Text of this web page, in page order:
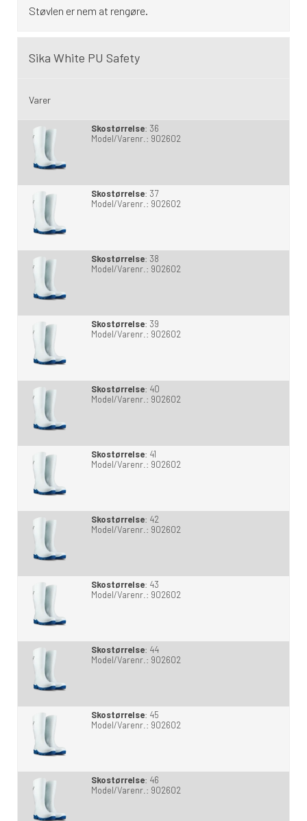
Støvlen er nem at rengøre.
Sika White PU Safety
Varer
Skostørrelse: 36
Model/Varenr.: 902602
Skostørrelse: 37
Model/Varenr.: 902602
Skostørrelse: 38
Model/Varenr.: 902602
Skostørrelse: 39
Model/Varenr.: 902602
Skostørrelse: 40
Model/Varenr.: 902602
Skostørrelse: 41
Model/Varenr.: 902602
Skostørrelse: 42
Model/Varenr.: 902602
Skostørrelse: 43
Model/Varenr.: 902602
Skostørrelse: 44
Model/Varenr.: 902602
Skostørrelse: 45
Model/Varenr.: 902602
Skostørrelse: 46
Model/Varenr.: 902602